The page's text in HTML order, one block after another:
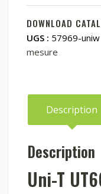
T
UT665P
Endoscope
DOWNLOAD
UGS : 57969-uniw
mesure
Description
Description
Uni-T